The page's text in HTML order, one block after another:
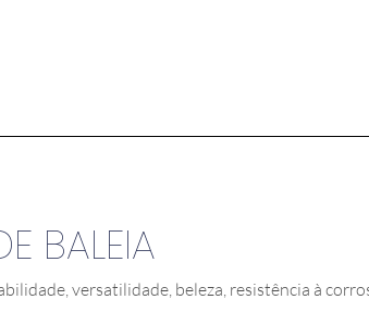
BALEIA
versatilidade, beleza, resistência à